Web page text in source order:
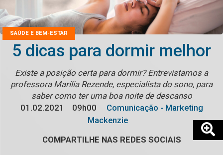
SAÚDE E BEM-ESTAR
5 dicas para dormir melhor
Existe a posição certa para dormir? Entrevistamos a
professora Marília Rezende, especialista do sono, para
saber como ter uma boa noite de descanso
01.02.2021
09h00
Comunicação - Marketing
Mackenzie
COMPARTILHE NAS REDES SOCIAIS